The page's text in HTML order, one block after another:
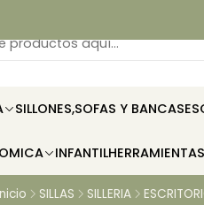
SILLONES,SOFAS Y BANCAS
INFANTILHERRAMIENTAS
SILLAS SILLERIA